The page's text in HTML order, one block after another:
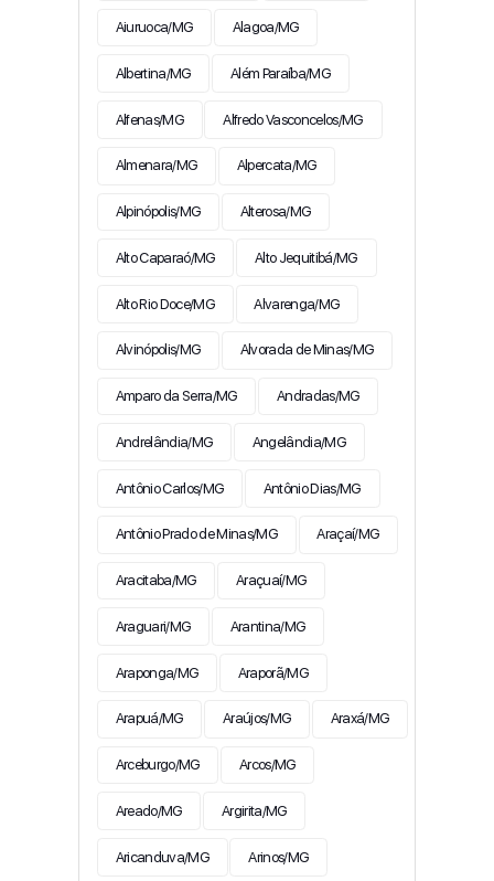
Aiuruoca/MG Alagoa/MG
Albertina/MG Além Paraíba/MG
Alfenas/MG Alfredo Vasconcelos/MG
Almenara/MG Alpercata/MG
Alpinópolis/MG Alterosa/MG
Alto Caparaó/MG Alto Jequitibá/MG
Alto Rio Doce/MG Alvarenga/MG
Alvinópolis/MG Alvorada de Minas/MG
Amparo da Serra/MG Andradas/MG
Andrelândia/MG Angelândia/MG
Antônio Carlos/MG Antônio Dias/MG
Antônio Prado de Minas/MG Araçaí/MG
Aracitaba/MG Araçuaí/MG
Araguari/MG Arantina/MG
Araponga/MG Araporã/MG
Arapuá/MG Araújos/MG Araxá/MG
Arceburgo/MG Arcos/MG
Areado/MG Argirita/MG
Aricanduva/MG Arinos/MG